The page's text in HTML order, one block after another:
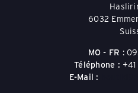
6032
MO - FR :
Téléphone :
E-Mail :